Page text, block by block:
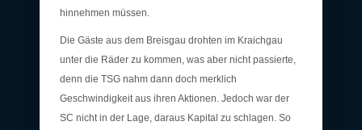
hinnehmen müssen.
Die Gäste aus dem Breisgau drohten im Kraichgau
unter die Räder zu kommen, was aber nicht passierte,
denn die TSG nahm dann doch merklich
Geschwindigkeit aus ihren Aktionen. Jedoch war der
SC nicht in der Lage, daraus Kapital zu schlagen. So